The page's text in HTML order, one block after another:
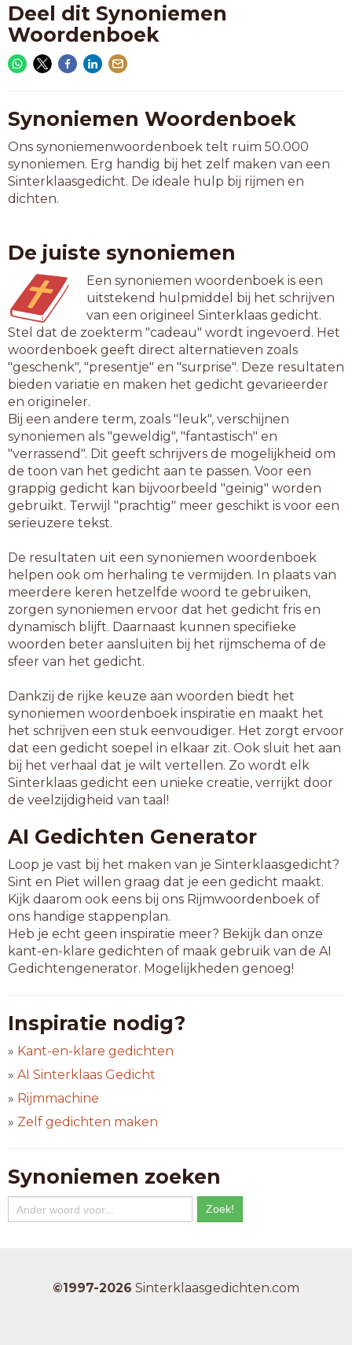
Deel dit Synoniemen
Woordenboek
Synoniemen Woordenboek
Ons synoniemenwoordenboek telt ruim 50.000
synoniemen. Erg handig bij het zelf maken van een
Sinterklaasgedicht. De ideale hulp bij rijmen en
dichten.
De juiste synoniemen
Een synoniemen woordenboek is een
uitstekend hulpmiddel bij het schrijven
van een origineel Sinterklaas gedicht.
Stel dat de zoekterm "cadeau" wordt ingevoerd. Het
woordenboek geeft direct alternatieven zoals
"geschenk", "presentje" en "surprise". Deze resultaten
bieden variatie en maken het gedicht gevarieerder
en origineler.
Bij een andere term, zoals "leuk", verschijnen
synoniemen als "geweldig", "fantastisch" en
"verrassend". Dit geeft schrijvers de mogelijkheid om
de toon van het gedicht aan te passen. Voor een
grappig gedicht kan bijvoorbeeld "geinig" worden
gebruikt. Terwijl "prachtig" meer geschikt is voor een
serieuzere tekst.
De resultaten uit een synoniemen woordenboek
helpen ook om herhaling te vermijden. In plaats van
meerdere keren hetzelfde woord te gebruiken,
zorgen synoniemen ervoor dat het gedicht fris en
dynamisch blijft. Daarnaast kunnen specifieke
woorden beter aansluiten bij het rijmschema of de
sfeer van het gedicht.
Dankzij de rijke keuze aan woorden biedt het
synoniemen woordenboek inspiratie en maakt het
het schrijven een stuk eenvoudiger. Het zorgt ervoor
dat een gedicht soepel in elkaar zit. Ook sluit het aan
bij het verhaal dat je wilt vertellen. Zo wordt elk
Sinterklaas gedicht een unieke creatie, verrijkt door
de veelzijdigheid van taal!
AI Gedichten Generator
Loop je vast bij het maken van je Sinterklaasgedicht?
Sint en Piet willen graag dat je een gedicht maakt.
Kijk daarom ook eens bij ons Rijmwoordenboek of
ons handige stappenplan.
Heb je echt geen inspiratie meer? Bekijk dan onze
kant-en-klare gedichten of maak gebruik van de AI
Gedichtengenerator. Mogelijkheden genoeg!
Inspiratie nodig?
» Kant-en-klare gedichten
» AI Sinterklaas Gedicht
» Rijmmachine
» Zelf gedichten maken
Synoniemen zoeken
©1997-2026 Sinterklaasgedichten.com